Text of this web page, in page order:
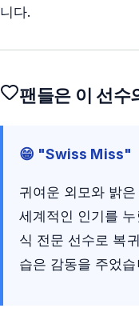
니다.
팬들은 이 선수
😁 "Swiss Miss"
귀여운 외모와 밝
세계적인 인기를
식 전문 선수로 복
습은 감동을 주었습